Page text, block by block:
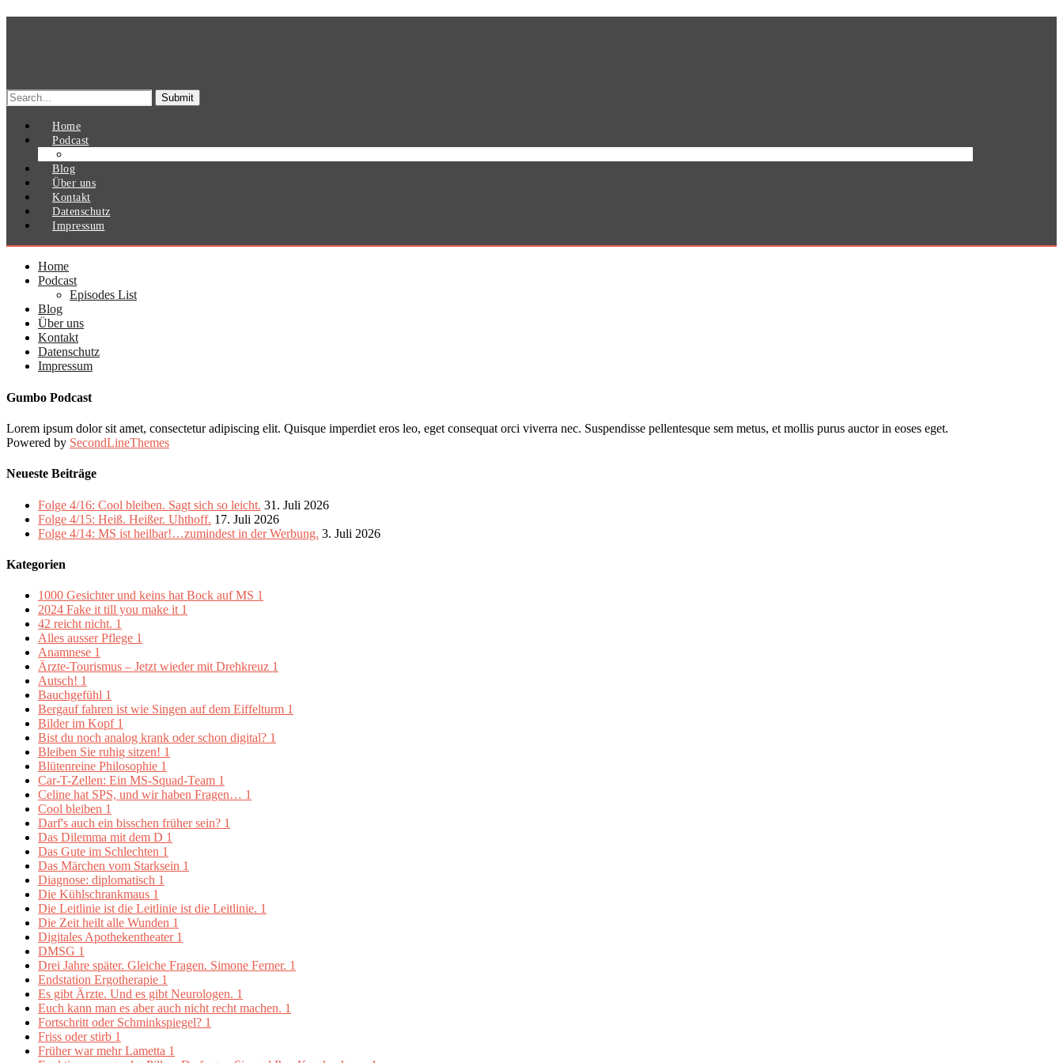
Search
for:
Home
Podcast
Blog
Über uns
Kontakt
Datenschutz
Impressum
Home
Podcast
Episodes List
Blog
Über uns
Kontakt
Datenschutz
Impressum
Gumbo Podcast
Lorem ipsum dolor sit amet, consectetur adipiscing elit. Quisque imperdiet eros leo, eget consequat orci viverra nec. Suspendisse pellentesque sem metus, et mollis purus auctor in eoses eget.
Powered by SecondLineThemes
Neueste Beiträge
Folge 4/16: Cool bleiben. Sagt sich so leicht. 31. Juli 2026
Folge 4/15: Heiß. Heißer. Uhthoff. 17. Juli 2026
Folge 4/14: MS ist heilbar!…zumindest in der Werbung. 3. Juli 2026
Kategorien
1000 Gesichter und keins hat Bock auf MS 1
2024 Fake it till you make it 1
42 reicht nicht. 1
Alles ausser Pflege 1
Anamnese 1
Ärzte-Tourismus – Jetzt wieder mit Drehkreuz 1
Autsch! 1
Bauchgefühl 1
Bergauf fahren ist wie Singen auf dem Eiffelturm 1
Bilder im Kopf 1
Bist du noch analog krank oder schon digital? 1
Bleiben Sie ruhig sitzen! 1
Blütenreine Philosophie 1
Car-T-Zellen: Ein MS-Squad-Team 1
Celine hat SPS, und wir haben Fragen… 1
Cool bleiben 1
Darf's auch ein bisschen früher sein? 1
Das Dilemma mit dem D 1
Das Gute im Schlechten 1
Das Märchen vom Starksein 1
Diagnose: diplomatisch 1
Die Kühlschrankmaus 1
Die Leitlinie ist die Leitlinie ist die Leitlinie. 1
Die Zeit heilt alle Wunden 1
Digitales Apothekentheater 1
DMSG 1
Drei Jahre später. Gleiche Fragen. Simone Ferner. 1
Endstation Ergotherapie 1
Es gibt Ärzte. Und es gibt Neurologen. 1
Euch kann man es aber auch nicht recht machen. 1
Fortschritt oder Schminkspiegel? 1
Friss oder stirb 1
Früher war mehr Lametta 1